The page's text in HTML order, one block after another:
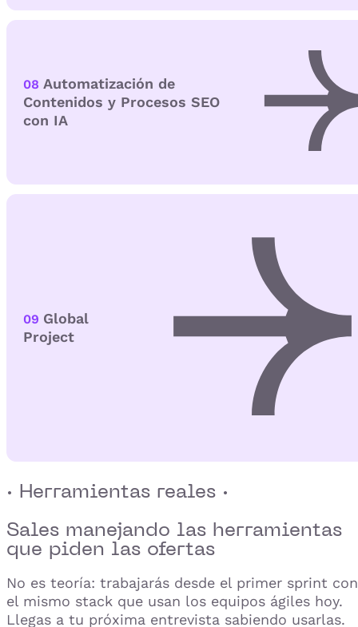
08 Automatización de
Contenidos y Procesos SEO
con IA
09 Global
Project
· Herramientas reales ·
Sales manejando las herramientas
que piden las ofertas
No es teoría: trabajarás desde el primer sprint con
el mismo stack que usan los equipos ágiles hoy.
Llegas a tu próxima entrevista sabiendo usarlas.